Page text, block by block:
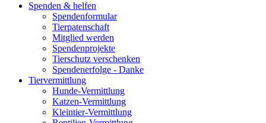
Spenden & helfen
Spendenformular
Tierpatenschaft
Mitglied werden
Spendenprojekte
Tierschutz verschenken
Spendenerfolge - Danke
Tiervermittlung
Hunde-Vermittlung
Katzen-Vermittlung
Kleintier-Vermittlung